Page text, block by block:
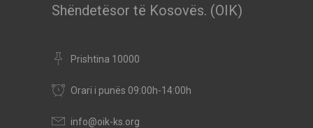
Shëndetësor të Kosovës. (OIK)
Prishtina 10000
Orari i punës 09:00h-14:00h
info@oik-ks.org